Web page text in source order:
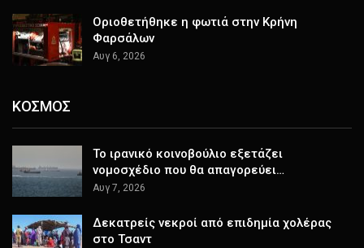
Οριοθετήθηκε η φωτιά στην Κρήνη
Φαρσάλων
Αυγ 6, 2026
ΚΟΣΜΟΣ
Το ιρανικό κοινοβούλιο εξετάζει
νομοσχέδιο που θα απαγορεύει…
Αυγ 7, 2026
Δεκατρείς νεκροί από επιδημία χολέρας
στο Τσαντ